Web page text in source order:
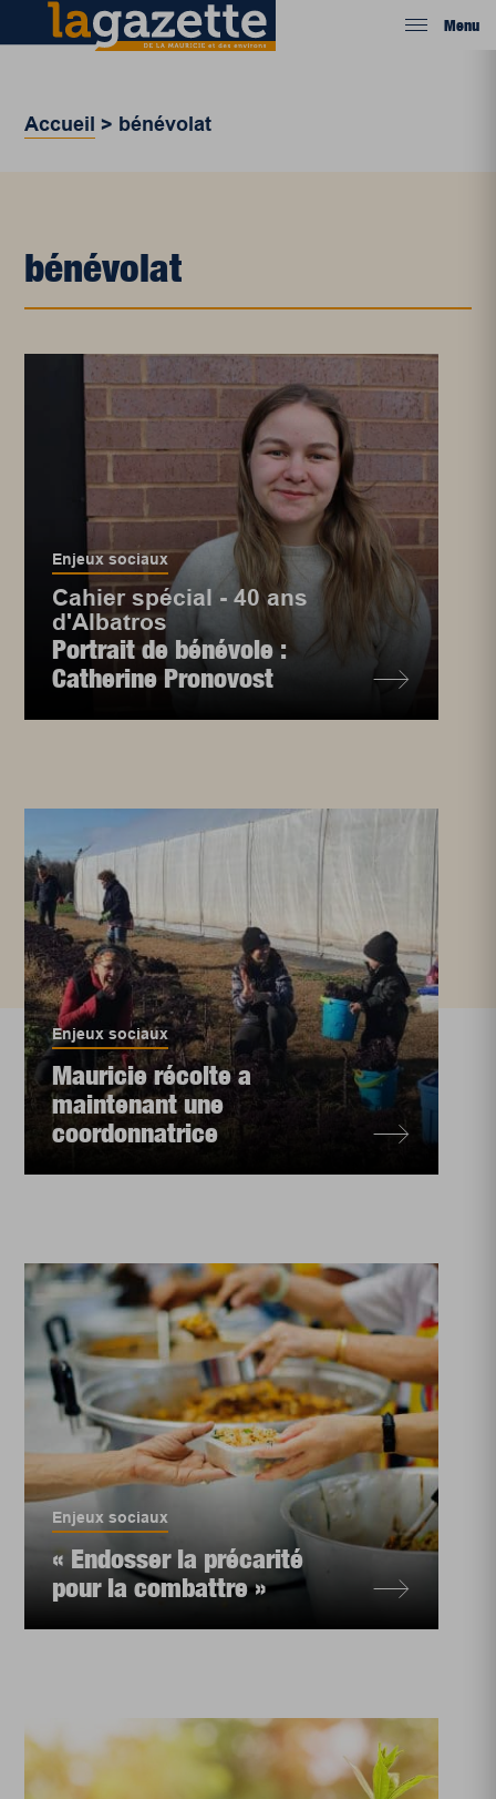
Menu
Accueil > bénévolat
bénévolat
Enjeux sociaux
Cahier spécial - 40 ans
d'Albatros
Portrait de bénévole :
Catherine Pronovost
Enjeux sociaux
Mauricie récolte a
maintenant une
coordonnatrice
Enjeux sociaux
« Endosser la précarité
pour la combattre »